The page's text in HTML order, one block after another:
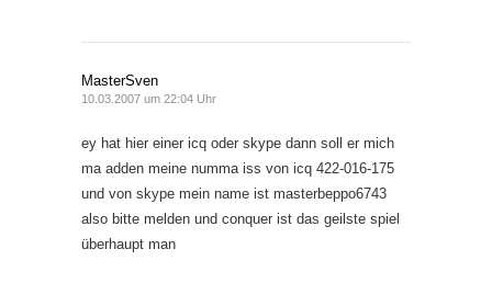
MasterSven
10.03.2007 um 22:04 Uhr
ey hat hier einer icq oder skype dann soll er mich
ma adden meine numma iss von icq 422-016-175
und von skype mein name ist masterbeppo6743
also bitte melden und conquer ist das geilste spiel
überhaupt man